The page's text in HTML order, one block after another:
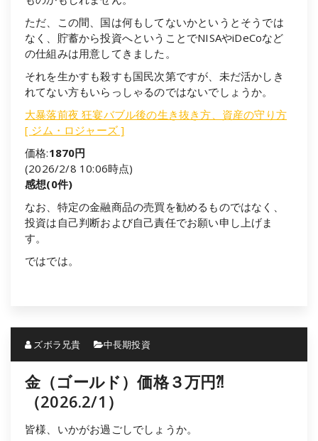
ただ、この間、国は何もしてないかというとそうでは
なく、貯蓄から投資へということでNISAやiDeCoなど
の仕組みは用意してきました。
それを生かすも殺すも国民次第ですが、未だ活かしき
れてない方もいらっしゃるのではないでしょうか。
大暴落前夜 狂宴バブル後の生き抜き方、資産の守り方
[ ジム・ロジャーズ ]
価格:1870円
(2026/2/8 10:06時点)
感想(0件)
なお、特定の金融商品の売買を勧めるものではなく、
投資は自己判断および自己責任でお願い申し上げま
す。
ではでは。
ズボラ兄貴 中長期投資
金（ゴールド）価格３万円⁈
（2026.2/1）
皆様、いかがお過ごしでしょうか。